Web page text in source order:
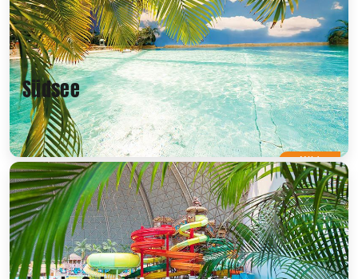
Mild
Südsee